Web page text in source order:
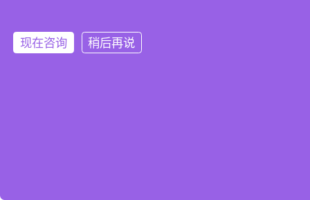
现在咨询 稍后再说